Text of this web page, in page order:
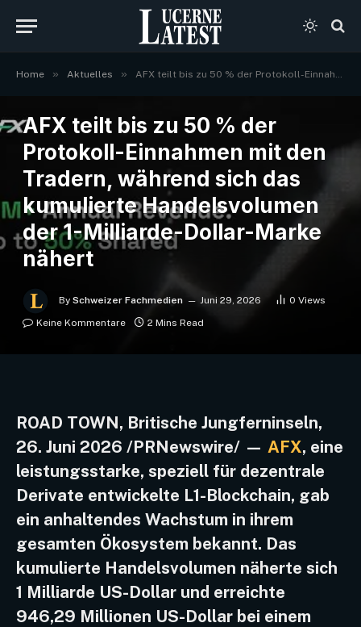
Home » Aktuelles » AFX teilt bis zu 50 % der Protokoll-Einnahmen mit den Tradern, während sich das kumulierte Handelsvolumen der 1-Milliarde-Dollar-Marke nähert
AFX teilt bis zu 50 % der
Protokoll-Einnahmen mit den
Tradern, während sich das
kumulierte Handelsvolumen
der 1-Milliarde-Dollar-Marke
nähert
By Schweizer Fachmedien Juni 29, 2026 0 Views
Keine Kommentare
2 Mins Read
ROAD TOWN, Britische Jungferninseln,
26. Juni 2026 /PRNewswire/ — AFX, eine
leistungsstarke, speziell für dezentrale
Derivate entwickelte L1-Blockchain, gab
ein anhaltendes Wachstum in ihrem
gesamten Ökosystem bekannt. Das
kumulierte Handelsvolumen näherte sich
1 Milliarde US-Dollar und erreichte
946,29 Millionen US-Dollar bei einem